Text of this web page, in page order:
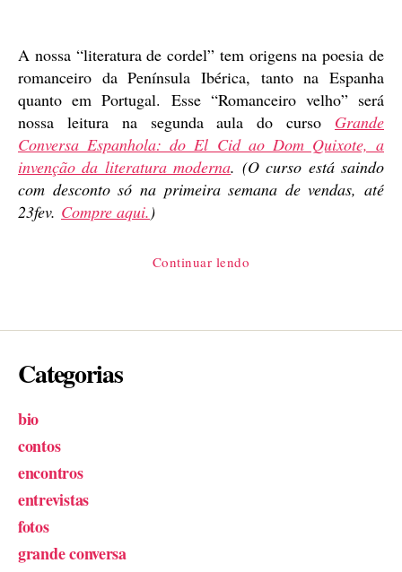
A nossa “literatura de cordel” tem origens na poesia de
romanceiro da Península Ibérica, tanto na Espanha
quanto em Portugal. Esse “Romanceiro velho” será
nossa leitura na segunda aula do curso Grande
Conversa Espanhola: do El Cid ao Dom Quixote, a
invenção da literatura moderna. (O curso está saindo
com desconto só na primeira semana de vendas, até
23fev. Compre aqui.)
Continuar lendo
Categorias
bio
contos
encontros
entrevistas
fotos
grande conversa